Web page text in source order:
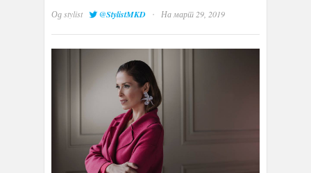
Одstylist @StylistMKD · На март 29, 2019